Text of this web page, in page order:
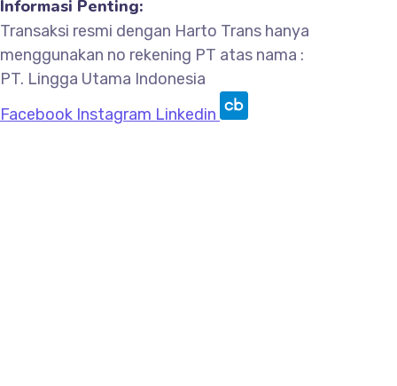
Informasi Penting:
Transaksi resmi dengan Harto Trans hanya
menggunakan no rekening PT atas nama :
PT. Lingga Utama Indonesia
Facebook Instagram Linkedin